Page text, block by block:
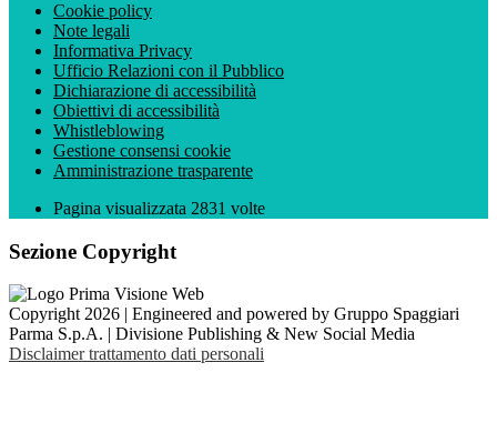
Cookie policy
Note legali
Informativa Privacy
Ufficio Relazioni con il Pubblico
Dichiarazione di accessibilità
Obiettivi di accessibilità
Whistleblowing
Gestione consensi cookie
Amministrazione trasparente
Pagina visualizzata 2831 volte
Sezione Copyright
Copyright 2026 | Engineered and powered by Gruppo Spaggiari
Parma S.p.A. | Divisione Publishing & New Social Media
Disclaimer trattamento dati personali